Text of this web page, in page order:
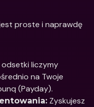
proste i naprawdę
odsetki liczymy
na Twoje
(Payday).
Zyskujesz